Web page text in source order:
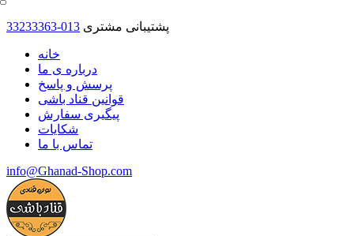
33233363-013 پشتیبانی مشتری
خانه
درباره ی ما
پرسش و پاسخ
قوانین قناد باشی
پیگیری سفارش
شکایات
تماس با ما
info@Ghanad-Shop.com